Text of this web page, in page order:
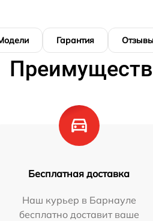
Гарантия Отзывы
Бесплатная доставка
Наш курьер в Барнауле
бесплатно доставит ваше